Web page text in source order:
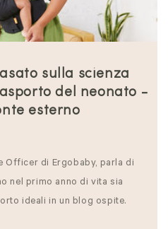
sulla scienza
del neonato -
esterno
Officer di Ergobaby, parla di
nel primo anno di vita sia
ideali in un blog ospite.